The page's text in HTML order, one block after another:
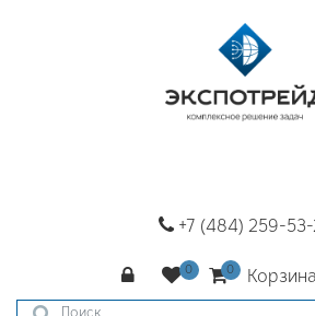
+7 (484) 259-53-